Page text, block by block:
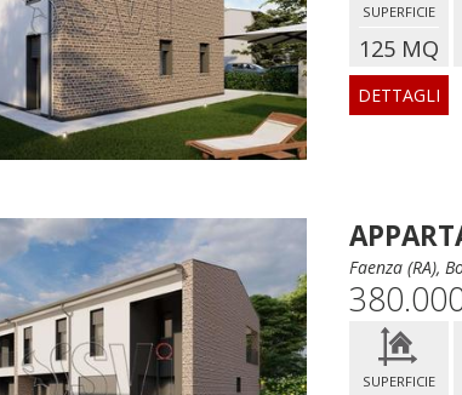
SUPERFICIE
125 MQ
DETTAGLI
Faenza (RA),
SUPERFICIE